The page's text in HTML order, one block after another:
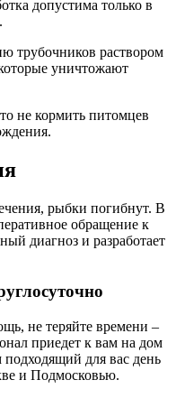
допустима только в
трубочников раствором
уничтожают
не кормить питомцев
рыбки погибнут. В
обращение к
диагноз и разработает
не теряйте времени –
приедет к вам на дом
для вас день
и Подмосковью.